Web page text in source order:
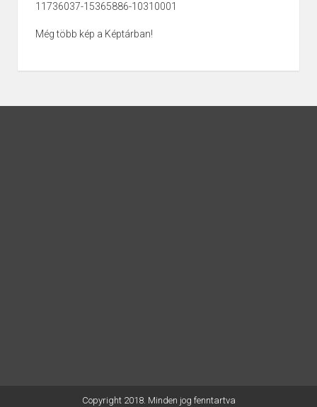
11736037-15365886-10310001
Még több kép a Képtárban!
Copyright 2018. Minden jog fenntartva